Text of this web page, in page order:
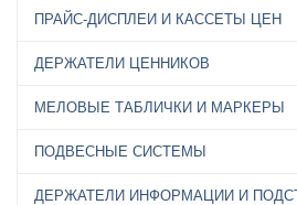
ПРАЙС-ДИСПЛЕИ И КАССЕТЫ ЦЕН
ДЕРЖАТЕЛИ ЦЕННИКОВ
МЕЛОВЫЕ ТАБЛИЧКИ И МАРКЕРЫ
ПОДВЕСНЫЕ СИСТЕМЫ
ДЕРЖАТЕЛИ ИНФОРМАЦИИ И